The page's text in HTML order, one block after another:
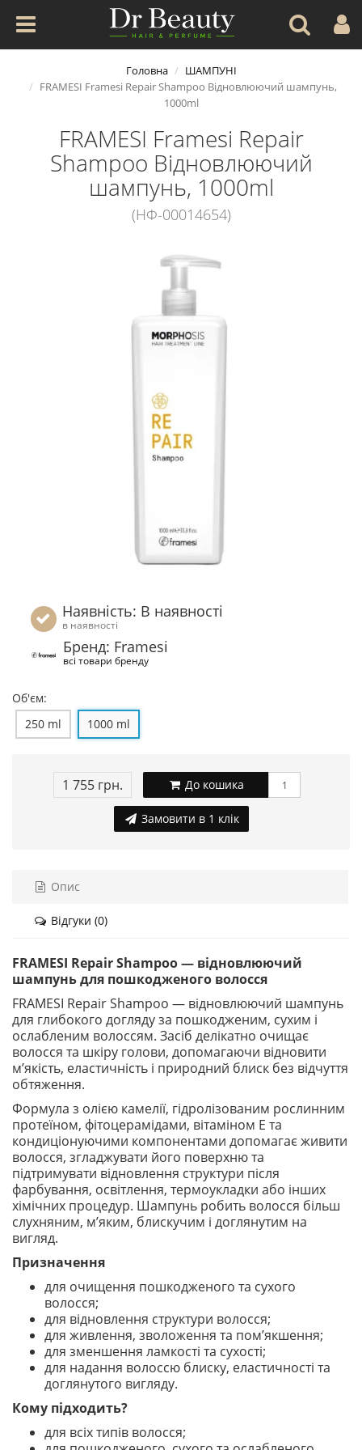
Головна
ШАМПУНІ
FRAMESI Framesi Repair Shampoo Відновлюючий шампунь,
1000ml
FRAMESI Framesi Repair
Shampoo Відновлюючий
шампунь, 1000ml
(НФ-00014654)
Наявність: В наявності
в наявності
Бренд: Framesi
всі товари бренду
Об'єм:
250 ml
1000 ml
1 755 грн. До кошика
Замовити в 1 клік
Опис
Відгуки (0)
FRAMESI Repair Shampoo — відновлюючий
шампунь для пошкодженого волосся
FRAMESI Repair Shampoo — відновлюючий шампунь
для глибокого догляду за пошкодженим, сухим і
ослабленим волоссям. Засіб делікатно очищає
волосся та шкіру голови, допомагаючи відновити
м’якість, еластичність і природний блиск без відчуття
обтяження.
Формула з олією камелії, гідролізованим рослинним
протеїном, фітоцерамідами, вітаміном Е та
кондиціонуючими компонентами допомагає живити
волосся, згладжувати його поверхню та
підтримувати відновлення структури після
фарбування, освітлення, термоукладки або інших
хімічних процедур. Шампунь робить волосся більш
слухняним, м’яким, блискучим і доглянутим на
вигляд.
Призначення
для очищення пошкодженого та сухого
волосся;
для відновлення структури волосся;
для живлення, зволоження та пом’якшення;
для зменшення ламкості та сухості;
для надання волоссю блиску, еластичності та
доглянутого вигляду.
Кому підходить?
для всіх типів волосся;